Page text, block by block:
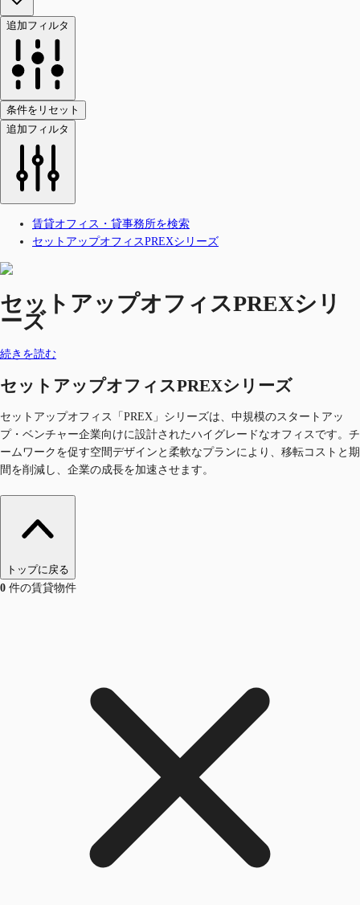
追加フィルタ
条件をリセット
追加フィルタ
賃貸オフィス・貸事務所を検索
セットアップオフィスPREXシリーズ
セットアップオフィスPREXシリ
ーズ
続きを読む
セットアップオフィスPREXシリーズ
セットアップオフィス「PREX」シリーズは、中規模のスタートアッ
プ・ベンチャー企業向けに設計されたハイグレードなオフィスです。チ
ームワークを促す空間デザインと柔軟なプランにより、移転コストと期
間を削減し、企業の成長を加速させます。
トップに戻る
0 件の賃貸物件